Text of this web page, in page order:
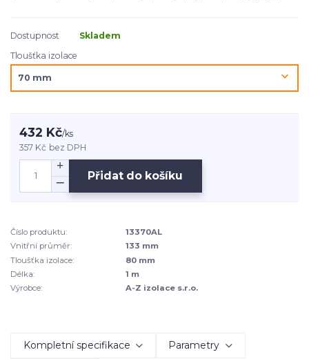
Dostupnost
Skladem
Tloušťka izolace
432 Kč/ks
357 Kč bez DPH
Přidat do košíku
Číslo produktu:
13370AL
Vnitřní průměr:
133 mm
Tloušťka izolace:
80 mm
Délka:
1 m
Výrobce:
A-Z izolace s.r.o.
Kompletní specifikace Parametry